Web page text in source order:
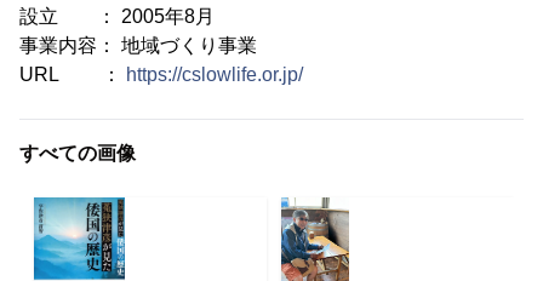
設立 ： 2005年8月
事業内容： 地域づくり事業
URL ：
https://cslowlife.or.jp/
すべての画像